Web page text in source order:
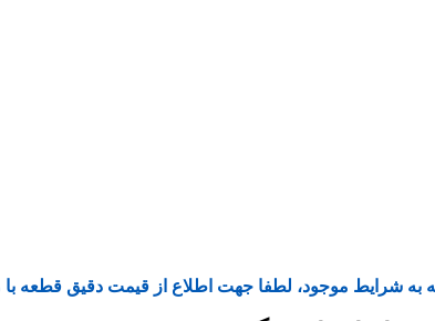
به شرایط موجود، لطفا جهت اطلاع از قیمت دقیق قطعه با